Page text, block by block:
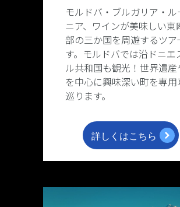
モルドバ・ブルガリア・ル
ニア、ワインが美味しい東
部の三か国を周遊するツア
す。モルドバでは沿ドニエ
ル共和国も観光！世界遺産
を中心に興味深い町を専用
巡ります。